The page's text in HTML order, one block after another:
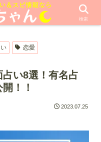
います
恋愛
い8選！有名占
！！
2023.07.25
検索